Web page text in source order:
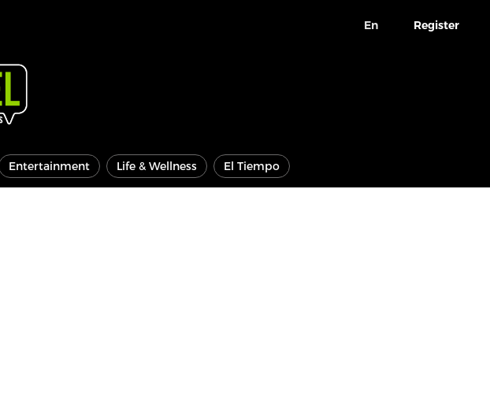
En Register
Entertainment Life & Wellness El Tiempo